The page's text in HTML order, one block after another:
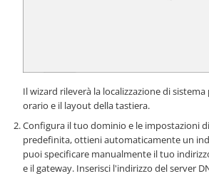
Il wizard rileverà la localizzazione di
orario e il layout della tastiera.
Configura il tuo dominio e le impostazioni
predefinita, ottieni automaticamente un
puoi specificare manualmente il tuo
e il gateway. Inserisci l'indirizzo del server